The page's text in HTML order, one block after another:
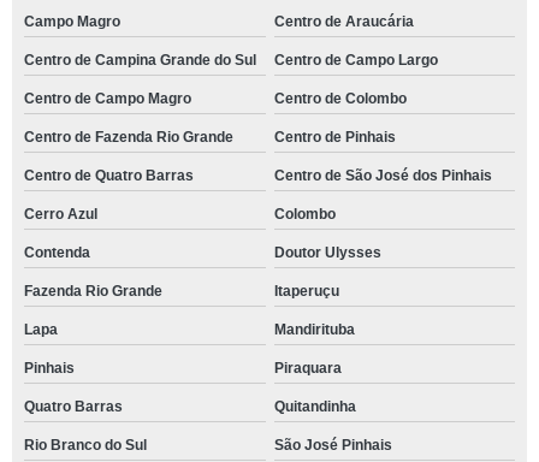
Campo Magro Centro de Araucária
Centro de Campina Grande do Sul Centro de Campo Largo
Centro de Campo Magro Centro de Colombo
Centro de Fazenda Rio Grande Centro de Pinhais
Centro de Quatro Barras Centro de São José dos Pinhais
Cerro Azul Colombo
Contenda Doutor Ulysses
Fazenda Rio Grande Itaperuçu
Lapa Mandirituba
Pinhais Piraquara
Quatro Barras Quitandinha
Rio Branco do Sul São José Pinhais